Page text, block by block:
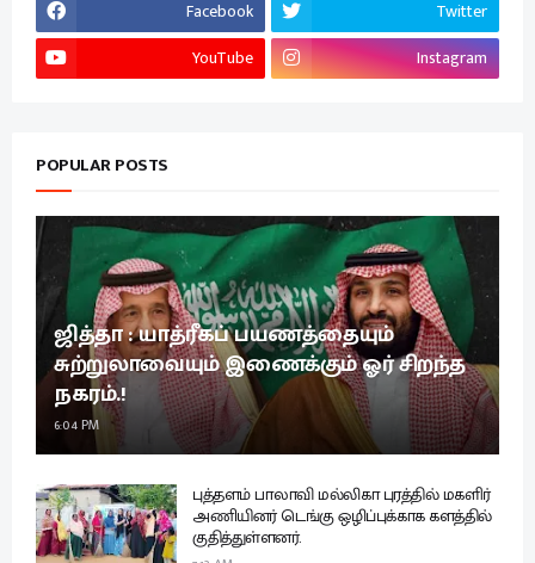
Facebook
Twitter
YouTube
Instagram
POPULAR POSTS
ஜித்தா : யாத்ரீகப் பயணத்தையும்
சுற்றுலாவையும் இணைக்கும் ஓர் சிறந்த
நகரம்.!
6:04 PM
புத்தளம் பாலாவி மல்லிகா புரத்தில் மகளிர்
அணியினர் டெங்கு ஒழிப்புக்காக களத்தில்
குதித்துள்ளனர்.